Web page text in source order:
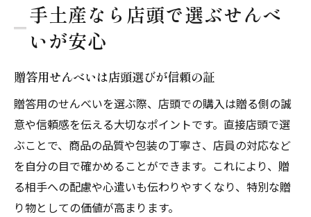
手土産なら店頭で選ぶせんべ
いが安心
贈答用せんべいは店頭選びが信頼の証
贈答用のせんべいを選ぶ際、店頭での購入は贈る側の誠
意や信頼感を伝える大切なポイントです。直接店頭で選
ぶことで、商品の品質や包装の丁寧さ、店員の対応など
を自分の目で確かめることができます。これにより、贈
る相手への配慮や心遣いも伝わりやすくなり、特別な贈
り物としての価値が高まります。